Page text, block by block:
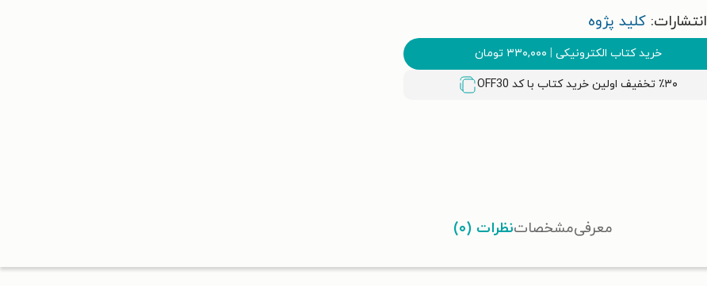
انتشارات: کلید پژوه
خرید کتاب الکترونیکی | ۳۳۰,۰۰۰ تومان
٪۳۰ تخفیف اولین خرید کتاب با کد OFF30
معرفیمشخصاتنظرات (۰)